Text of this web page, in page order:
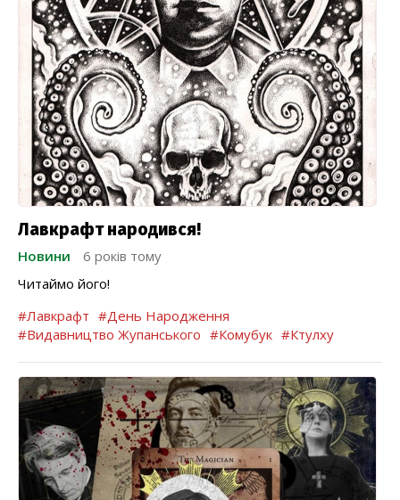
Лавкрафт народився!
Новини
6 років тому
Читаймо його!
#Лавкрафт #День Народження
#Видавництво Жупанського #Комубук #Ктулху